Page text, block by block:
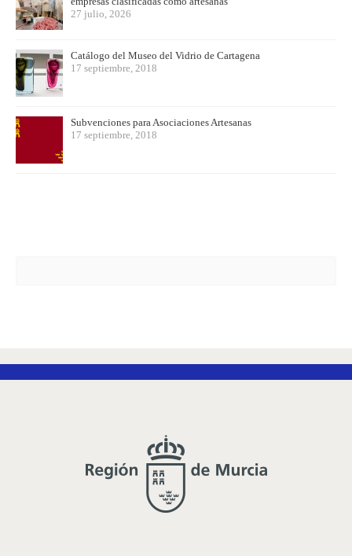
27 julio, 2026
Catálogo del Museo del Vidrio de Cartagena
17 septiembre, 2018
Subvenciones para Asociaciones Artesanas
17 septiembre, 2018